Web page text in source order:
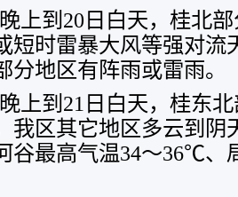
上到20日白天，桂北
短时雷暴大风等强对流
分地区有阵雨或雷雨。
上到21日白天，桂东
我区其它地区多云到阴
谷最高气温34～36℃、